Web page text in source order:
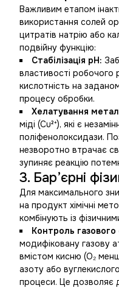
Важливим етапом
використання солей
цитратів натрію або
подвійну функцію:
Стабілізація рН:
властивості робочого
кислотність на
процесу обробки.
Хелатування
міді (Cu²⁺), які є
поліфенолоксидази.
незворотно втрачає
зупиняє реакцію
3. Бар’єрні
Для максимального
на продукт хімічні
комбінують із
Контроль
модифіковану газову
вмістом кисню (O₂
азоту або
процеси. Це дозволяє